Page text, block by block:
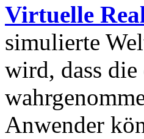
Virtuelle
simulierte
wird, dass
Anwender